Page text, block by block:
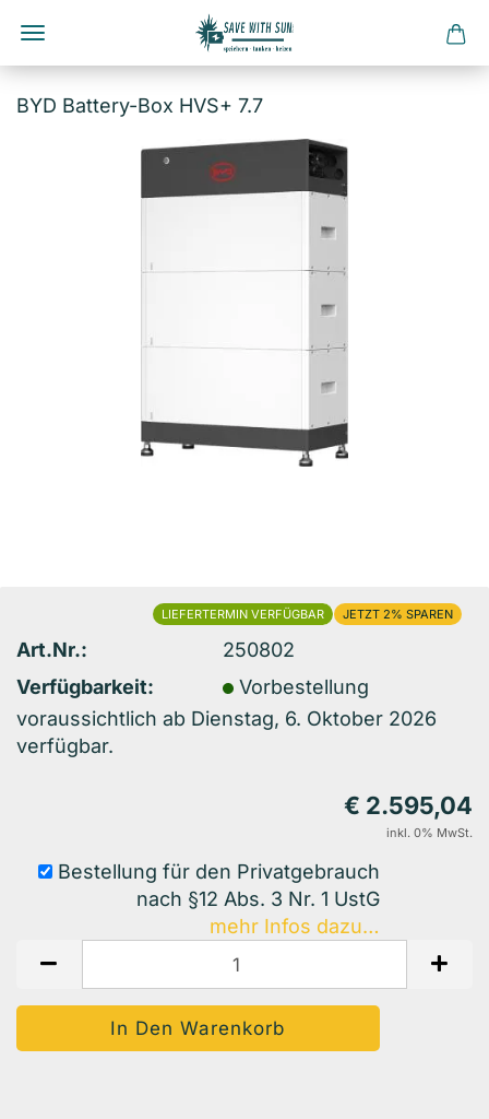
Direkt
zumBYD Battery-Box HVS+ 7.7
LIEFERTERMIN VERFÜGBAR 2%
Art.Nr.:
250802
Verfügbarkeit:
Vorbestellung
voraussichtlich ab Dienstag, 6. Oktober 2026
verfügbar.
€ 2.595,04
inkl. 0% MwSt.
Bestellung für den Privatgebrauch
nach §12 Abs. 3 Nr. 1 UstG
mehr Infos dazu…